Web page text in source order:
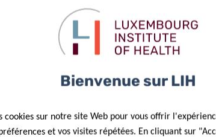
Forever Young: un nouveau frein
génétique au vieillissement du
système immunitaire
Bienvenue sur LIH
cookies sur notre site Web pour vous offrir
et vos visites répétées. En cliquant sur